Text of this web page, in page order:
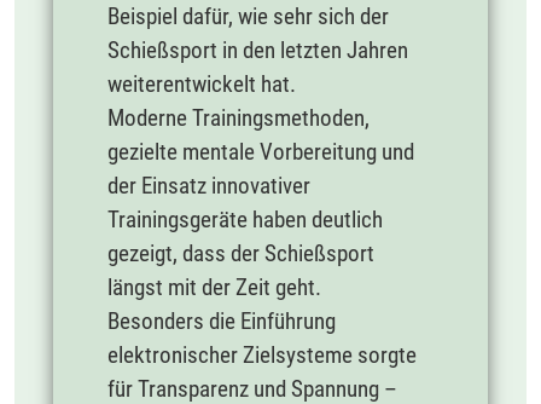
Beispiel dafür, wie sehr sich der
Schießsport in den letzten Jahren
weiterentwickelt hat.
Moderne Trainingsmethoden,
gezielte mentale Vorbereitung und
der Einsatz innovativer
Trainingsgeräte haben deutlich
gezeigt, dass der Schießsport
längst mit der Zeit geht.
Besonders die Einführung
elektronischer Zielsysteme sorgte
für Transparenz und Spannung –